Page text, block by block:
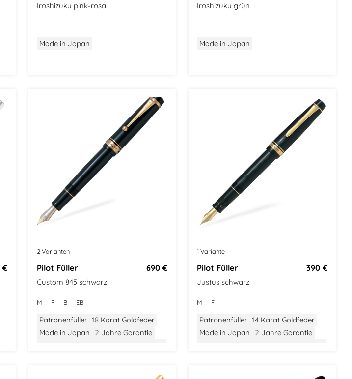
Iroshizuku pink-rosa
Made in Japan
Iroshizuku grün
Made in Japan
€
2 Varianten
Pilot Füller 690 €
Custom 845 schwarz
M F B EB
Patronenfüller 18 Karat Goldfeder
Made in Japan
2 Jahre Garantie
Drehmechanismus
Gratis Konverter
1 Variante
Pilot Füller 390 €
Justus schwarz
M F
Patronenfüller 14 Karat Goldfeder
Made in Japan
2 Jahre Garantie
Drehmechanismus
Gratis Konverter